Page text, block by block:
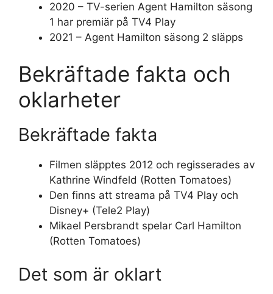
2020 – TV-serien Agent Hamilton säsong
1 har premiär på TV4 Play
2021 – Agent Hamilton säsong 2 släpps
Bekräftade fakta och
oklarheter
Bekräftade fakta
Filmen släpptes 2012 och regisserades av
Kathrine Windfeld (Rotten Tomatoes)
Den finns att streama på TV4 Play och
Disney+ (Tele2 Play)
Mikael Persbrandt spelar Carl Hamilton
(Rotten Tomatoes)
Det som är oklart